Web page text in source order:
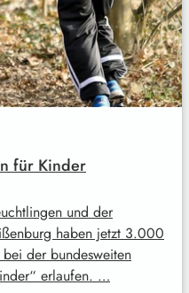
für Kinder
und der
haben jetzt 3.000
der bundesweiten
erlaufen. …